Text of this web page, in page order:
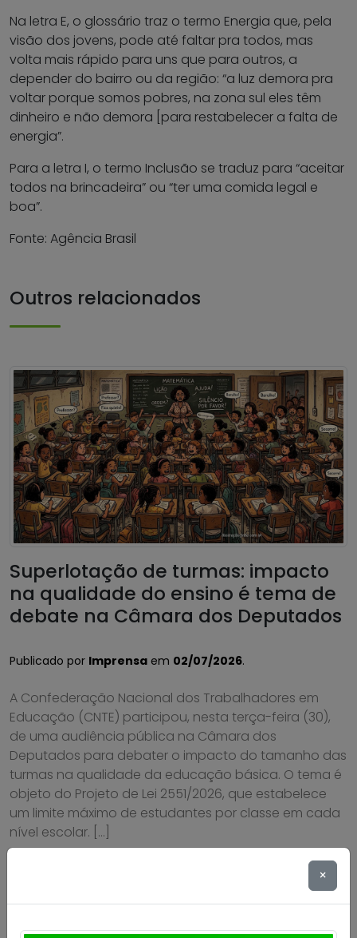
Na letra E, o glossário traz o termo Energia que, pela
visão dos jovens, pode até faltar pra todos, mas
volta mais rápido para uns que para outros, a
depender do bairro ou da região: “a luz demora pra
voltar porque somos pobres, na zona sul eles têm
dinheiro e não demora [para restabelecer a falta de
energia”.
Para a letra I, o termo Inclusão se traduz para “aceitar
todos na brincadeira” ou “ter uma comida legal e
boa”.
Fonte: Agência Brasil
Outros relacionados
Superlotação de turmas: impacto
na qualidade do ensino é tema de
debate na Câmara dos Deputados
Publicado por Imprensa em 02/07/2026.
A Confederação Nacional dos Trabalhadores em
Educação (CNTE) participou, nesta terça-feira (30),
de uma audiência pública na Câmara dos
Deputados para debater o impacto do tamanho das
turmas na qualidade da educação básica. O tema é
objeto do Projeto de Lei 2551/2026, que estabelece
um limite máximo de estudantes por classe em cada
nível escolar. […]
×